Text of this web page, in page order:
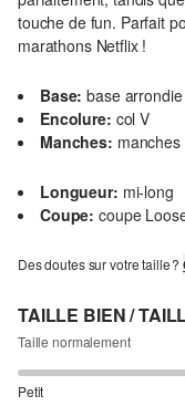
touche de fun. Parfait
marathons Netflix !
Base: base arrondie
Encolure: col V
Manches:
Longueur: mi-long
Coupe: coupe
Des doutes sur votre taille ?
TAILLE BIEN /
Taille normalement
Petit